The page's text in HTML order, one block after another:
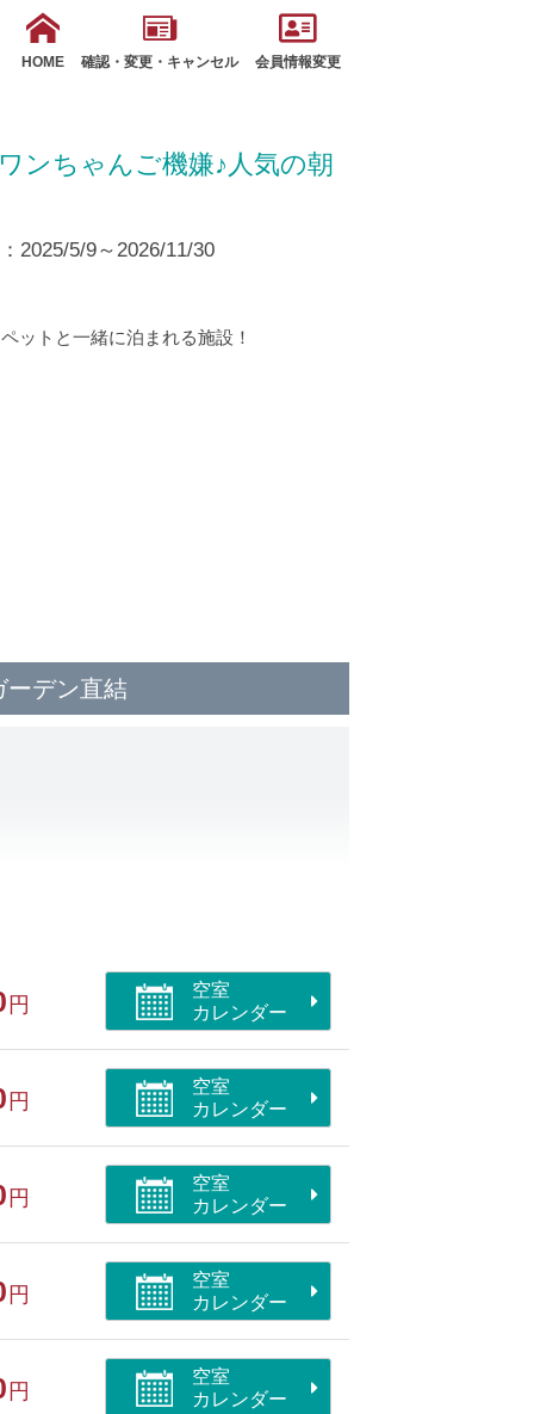
HOME 確認・変更・キャンセル 会員情報変更
ンちゃんご機嫌♪人気の朝
2025/5/9～2026/11/30
ットと一緒に泊まれる施設！
ーデン直結
円
空室
カレンダー
円
空室
カレンダー
円
空室
カレンダー
円
空室
カレンダー
円
空室
カレンダー